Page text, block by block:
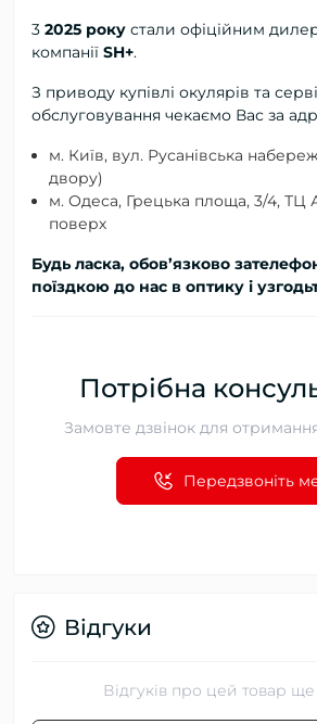
3 2025 року стали офіційним
компанії SH+.
З приводу купівлі окулярів та
обслуговування чекаємо Вас за
м. Київ, вул. Русанівська
двору)
м. Одеса, Грецька площа, 3/4, ТЦ
поверх
Будь ласка, обов’язково
поїздкою до нас в оптику і
Потрібна
Замовте дзвінок для отримання
Передзвоніть
Відгуки
Відгуків про цей товар